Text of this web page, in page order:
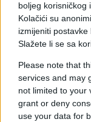
boljeg korisničkog
Kolačići su
izmijeniti postavke
Slažete li se sa
Please note that
services and may
not limited to your
grant or deny
use your data for
25.09.25. 18:06
The Times:
sedmice!
Saznaj više